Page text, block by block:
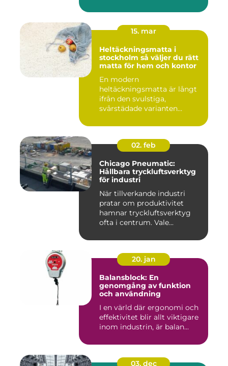
15. mar
Heltäckningsmatta i
stockholm så väljer du rätt
matta för hem och kontor
En modern
heltäckningsmatta är långt
ifrån den svulstiga,
svårstädade varianten
02. feb
Chicago Pneumatic:
Hållbara tryckluftsverktyg
för industri
När tillverkande industri
pratar om produktivitet
hamnar tryckluftsverktyg
ofta i centrum. Vale...
20. jan
Balansblock: En
genomgång av funktion
och användning
I en värld där ergonomi och
effektivitet blir allt viktigare
inom industrin, är balan...
03. dec